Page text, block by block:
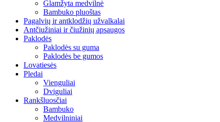
Glamžyta medvilnė
Bambuko pluoštas
Pagalvių ir antklodžių užvalkalai
Antčiužiniai ir čiužinių apsaugos
Paklodės
Paklodės su guma
Paklodės be gumos
Lovatiesės
Pledai
Vienguliai
Dviguliai
Rankšluosčiai
Bambuko
Medvilniniai